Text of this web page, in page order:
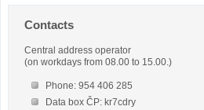
Contacts
Central address operator
(on workdays from 08.00 to 15.00.)
Phone: 954 406 285
Data box ČP: kr7cdry